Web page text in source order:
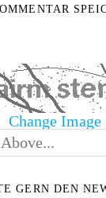
Change Image
GERN DEN